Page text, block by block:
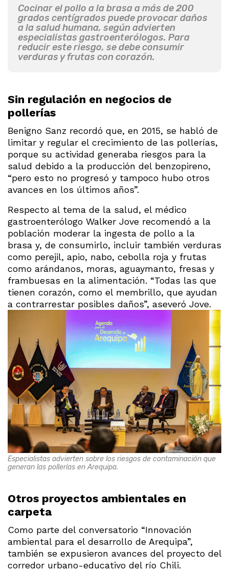
Cocinar el pollo a la brasa a más de 200
grados centígrados puede provocar daños
a la salud humana, según advierten
especialistas gastroenterólogos. Para
reducir este riesgo, se debe consumir
verduras y frutas con corazón.
Sin regulación en negocios de
pollerías
Benigno Sanz recordó que, en 2015, se habló de
limitar y regular el crecimiento de las pollerías,
porque su actividad generaba riesgos para la
salud debido a la producción del benzopireno,
“pero esto no progresó y tampoco hubo otros
avances en los últimos años”.
Respecto al tema de la salud, el médico
gastroenterólogo Walker Jove recomendó a la
población moderar la ingesta de pollo a la
brasa y, de consumirlo, incluir también verduras
como perejil, apio, nabo, cebolla roja y frutas
como arándanos, moras, aguaymanto, fresas y
frambuesas en la alimentación. “Todas las que
tienen corazón, como el membrillo, que ayudan
a contrarrestar posibles daños”, aseveró Jove.
Especialistas advierten sobre los riesgos de contaminación que
generan las pollerías en Arequipa.
Otros proyectos ambientales en
carpeta
Como parte del conversatorio “Innovación
ambiental para el desarrollo de Arequipa”,
también se expusieron avances del proyecto del
corredor urbano-educativo del río Chili.